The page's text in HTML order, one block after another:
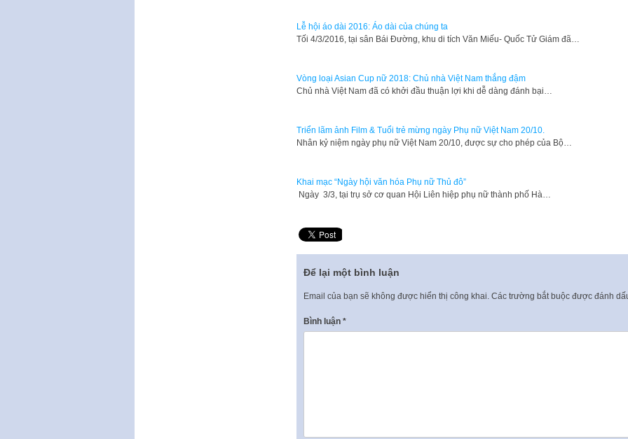
Lễ hội áo dài 2016: Áo dài của chúng ta
Tối 4/3/2016, tại sân Bái Đường, khu di tích Văn Miếu- Quốc Tử Giám đã…
Vòng loại Asian Cup nữ 2018: Chủ nhà Việt Nam thắng đậm
Chủ nhà Việt Nam đã có khởi đầu thuận lợi khi dễ dàng đánh bại…
Triển lãm ảnh Film & Tuổi trẻ mừng ngày Phụ nữ Việt Nam 20/10.
Nhân kỷ niệm ngày phụ nữ Việt Nam 20/10, được sự cho phép của Bộ…
Khai mạc “Ngày hội văn hóa Phụ nữ Thủ đô”
Ngày 3/3, tại trụ sở cơ quan Hội Liên hiệp phụ nữ thành phố Hà…
Để lại một bình luận
Email của bạn sẽ không được hiển thị công khai. Các trường bắt buộc được đánh
Bình luận *